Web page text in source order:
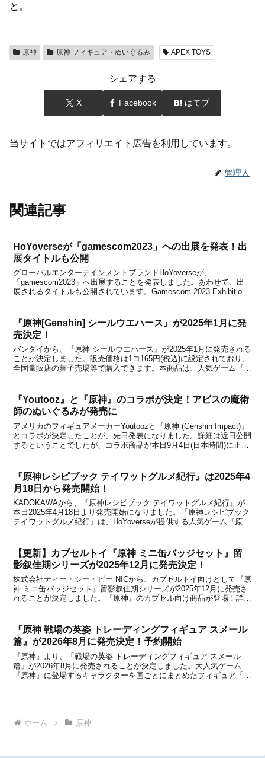
と。
原神 原神 フィギュア・ぬいぐるみ APEX TOYS
シェアする
X Facebook はてブ
当サイトではアフィリエイト広告を利用しています。
管理人
関連記事
HoYoverseが「gamescom2023」への出展を発表！出
展タイトルも公開
グローバルエンターテインメントブランドHoYoverseが、
「gamescom2023」へ出展することを発表しました。あわせて、出
展されるタイトルも公開されています。Gamescom 2023 Exhibition
『原神[Genshin] シールウエハース』が2025年1月に発
売決定！
バンダイから、『原神 シールウエハース』が2025年1月に発売される
ことが決定しました。販売価格は1コ165円(税込)に設定されており、
全国量販店の菓子売場等で購入できます。本商品は、人気ゲーム『原
『Youtooz』と『原神』のコラボが決定！アビスの魔術
師のぬいぐるみが発売に
アメリカのフィギュアメーカーYoutoozと『原神 (Genshin Impact)』
とコラボが決定したことが、先日発表になりました。詳細は近日公開
するということでしたが、コラボ商品が本日9月4日(日本時間)に正式
『原神レシピブック テイワットグルメ紀行』は2025年4
月18日から発売開始！
KADOKAWAから、『原神レシピブック テイワットグルメ紀行』が
本日2025年4月18日より発売開始になりました。『原神レシピブック
テイワットグルメ紀行』は、HoYoverseが提供する人気ゲーム『原
【更新】カプセルトイ『原神 ミニ缶バッジセット』留
影叙佳期シリーズが2025年12月に発売決定！
株式会社ティー・シー・ピー NICから、カプセルトイ向けとして『原
神 ミニ缶バッジセット』留影叙佳期シリーズが2025年12月に発売さ
れることが決定しました。『原神』のカプセル向け商品が登場！詳細
『原神 戦場の英姿 トレーディングフィギュア スメール
篇』が2026年8月に発売決定！予約開始
『原神』より、「戦場の英姿 トレーディングフィギュア スメール
篇」が2026年8月に発売されることが決定しました。大人気ゲーム
『原神』に登場するキャラクターを国ごとにまとめたフィギュア「戦
ホーム 原神